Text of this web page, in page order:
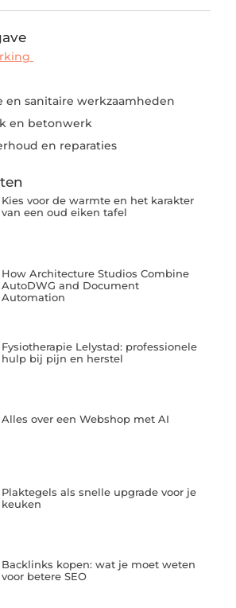
en sanitaire werkzaamheden
en betonwerk
en reparaties
Kies voor de warmte en het karakter
van een oud eiken tafel
How Architecture Studios Combine
AutoDWG and Document
Automation
Fysiotherapie Lelystad: professionele
hulp bij pijn en herstel
Alles over een Webshop met AI
Plaktegels als snelle upgrade voor je
keuken
Backlinks kopen: wat je moet weten
voor betere SEO